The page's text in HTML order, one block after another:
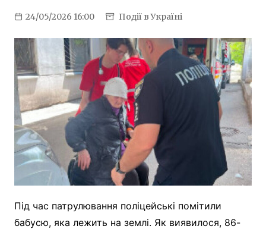
24/05/2026 16:00 Події в Україні
Під час патрулювання поліцейські помітили
бабусю, яка лежить на землі. Як виявилося, 86-